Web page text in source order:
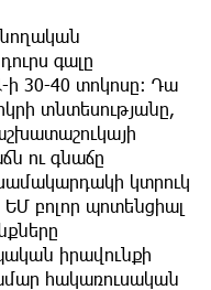
գալը
30-40 տոկոսը։ Դա
տնտեսությանը,
ու գնաճը
կտրուկ
բոլոր պոտենցիալ
իրավունքի
հակառուսական